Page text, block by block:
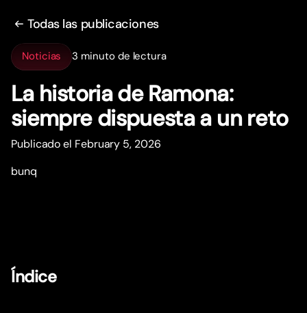
Todas las publicaciones
Noticias 3 minuto de lectura
La historia de Ramona:
siempre dispuesta a un reto
Publicado el February 5, 2026
bunq
Índice